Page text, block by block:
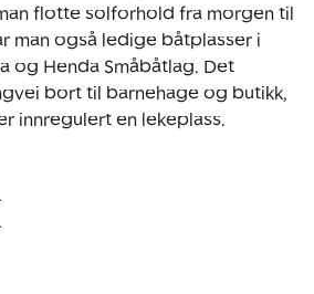
flotte solforhold fra morgen til
man også ledige båtplasser i
og Henda Småbåtlag. Det
bort til barnehage og butikk,
innregulert en lekeplass.